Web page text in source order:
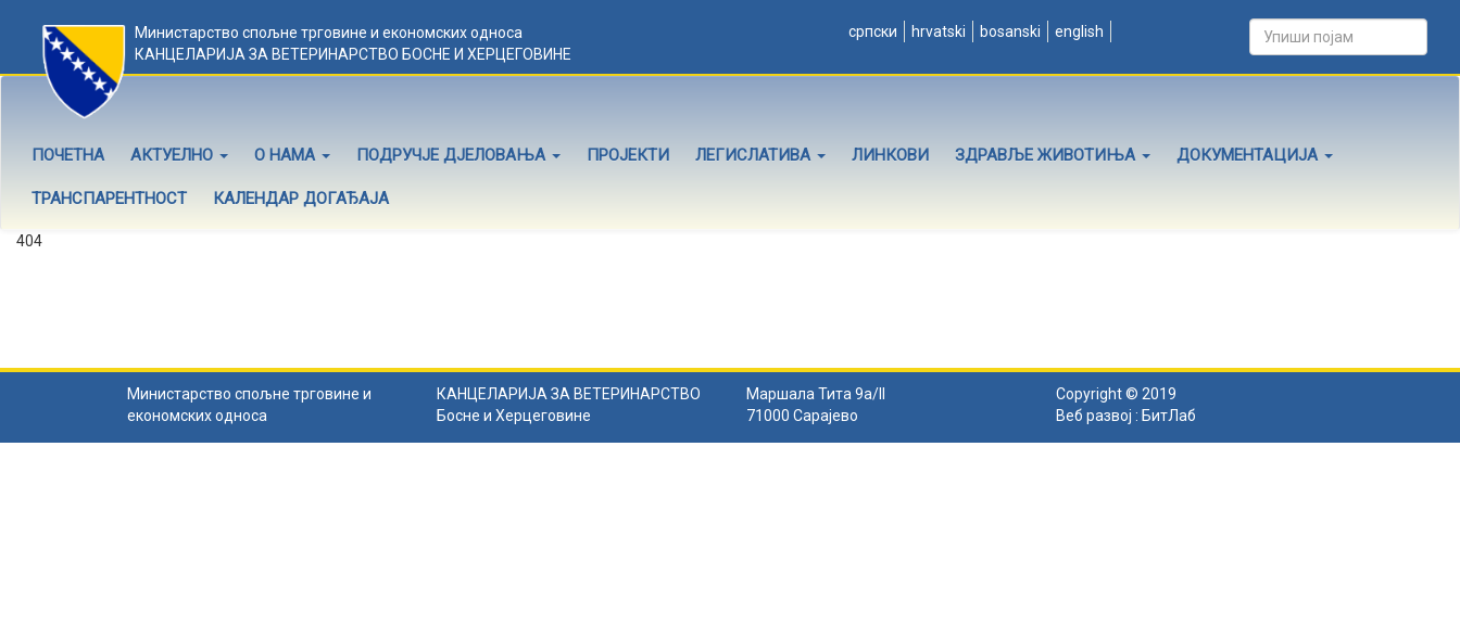
Министарство спољне трговине и економских односа
КАНЦЕЛАРИЈА ЗА ВЕТЕРИНАРСТВО БОСНЕ И ХЕРЦЕГОВИНЕ
српски hrvatski bosanski english
ПОЧЕТНА АКТУЕЛНО О НАМА ПОДРУЧЈЕ ДЈЕЛОВАЊА ПРОЈЕКТИ ЛЕГИСЛАТИВА ЛИНКОВИ ЗДРАВЉЕ ЖИВОТИЊА ДОКУМЕНТАЦИЈА
ТРАНСПАРЕНТНОСТ КАЛЕНДАР ДОГАЂАЈА
404
Министарство спољне трговине и
економских односа
КАНЦЕЛАРИЈА ЗА ВЕТЕРИНАРСТВО
Босне и Херцеговине
Маршала Тита 9а/II
71000 Сарајево
Copyright © 2019
Веб развој : БитЛаб